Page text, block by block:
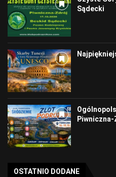
Sądecki
OSTATNIO DODANE